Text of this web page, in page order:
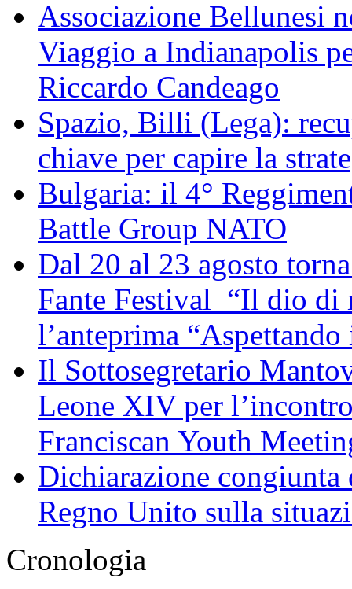
Associazione Bellunesi
Viaggio a Indianapolis
Riccardo Candeago
Spazio, Billi (Lega):
chiave per capire la
Bulgaria: il 4°
Battle Group NATO
Dal 20 al 23 agosto
Fante Festival “Il dio di
l’anteprima
Il Sottosegretario
Leone XIV per
Franciscan Youth
Dichiarazione
Regno Unito sulla
Cronologia